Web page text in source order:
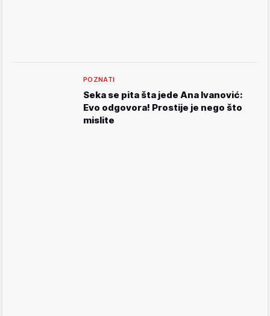
POZNATI
Seka se pita šta jede Ana Ivanović:
Evo odgovora! Prostije je nego što
mislite